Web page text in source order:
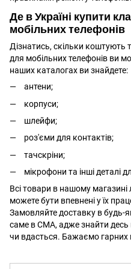
Де в Україні купити
мобільних телефонів
Дізнатись, скільки коштують
для мобільних телефонів ви
наших каталогах ви знайдете:
антени;
корпуси;
шлейфи;
роз'єми для контактів;
тачскріни;
мікрофони та інші деталі
Всі товари в нашому магазині
можете бути впевнені у їх
Замовляйте доставку в будь-
саме в CMA, адже знайти
чи вдасться. Бажаємо гарних